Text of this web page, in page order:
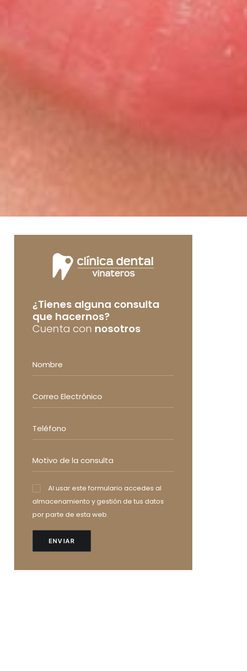
¿Tienes alguna consulta
que hacernos?
Cuenta con nosotros
Al usar este formulario accedes al
almacenamiento y gestión de tus datos
por parte de esta web.